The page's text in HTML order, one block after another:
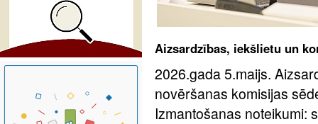
Aizsardzības, iekšlietu un
2026.gada 5.maijs.
novēršanas komisijas
Izmantošanas noteikumi: